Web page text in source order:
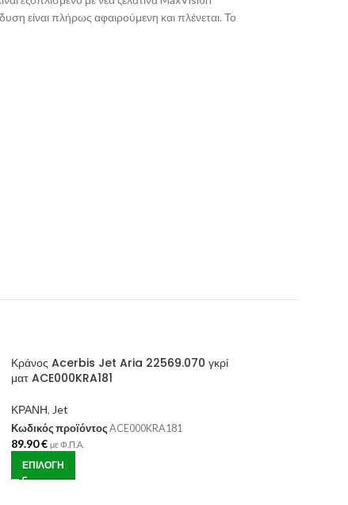
είναι πλήρως αφαιρούμενη και πλένεται. Το
Κράνος Acerbis Jet Aria 22569.070 γκρί
ματ ACE000KRA181
ΚΡΑΝΗ, Jet
Κωδικός προϊόντος ACE000KRA181
89.90€ με Φ.Π.Α.
ΕΠΙΛΟΓΉ